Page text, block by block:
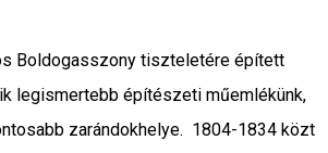
Boldogasszony tiszteletére épített
legismertebb építészeti műemlékünk,
zarándokhelye. 1804-1834 közt